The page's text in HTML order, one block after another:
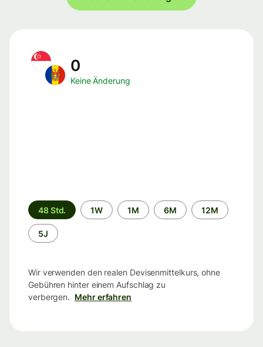
0
Keine Änderung
Zeitraum
48 Std. 1W 1M 6M 12M
5J
Wir verwenden den realen Devisenmittelkurs, ohne
Gebühren hinter einem Aufschlag zu
verbergen. Mehr erfahren